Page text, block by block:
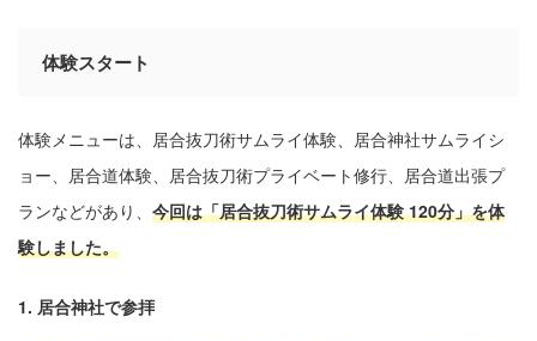
体験スタート
体験メニューは、居合抜刀術サムライ体験、居合神社サムライシ
ョー、居合道体験、居合抜刀術プライベート修行、居合道出張プ
ランなどがあり、 今回は「居合抜刀術サムライ体験 120分」を体
験しました。
1. 居合神社で参拝